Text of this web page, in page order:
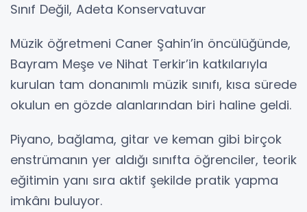
Sınıf Değil, Adeta Konservatuvar
Müzik öğretmeni Caner Şahin’in öncülüğünde,
Bayram Meşe ve Nihat Terkir’in katkılarıyla
kurulan tam donanımlı müzik sınıfı, kısa sürede
okulun en gözde alanlarından biri haline geldi.
Piyano, bağlama, gitar ve keman gibi birçok
enstrümanın yer aldığı sınıfta öğrenciler, teorik
eğitimin yanı sıra aktif şekilde pratik yapma
imkânı buluyor.